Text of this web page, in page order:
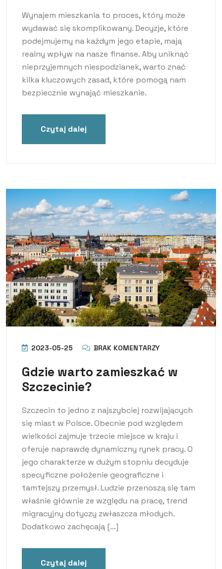
Wynajem mieszkania to proces, który może
wydawać się skomplikowany. Decyzje, które
podejmujemy na każdym jego etapie, mają
realny wpływ na nasze finanse. Aby uniknąć
nieprzyjemnych niespodzianek, warto znać
kilka kluczowych zasad, które pomogą nam
bezpiecznie wynająć mieszkanie.
Czytaj dalej
2023-05-25 BRAK KOMENTARZY
Gdzie warto zamieszkać w
Szczecinie?
Szczecin to jedno z najszybciej rozwijających
się miast w Polsce. Obecnie pod względem
wielkości zajmuje trzecie miejsce w kraju i
oferuje naprawdę dynamiczny rynek pracy. O
jego charakterze w dużym stopniu decyduje
specyficzne położenie geograficzne i
tamtejszy przemysł. Ludzie przenoszą się tam
właśnie głównie ze względu na pracę, trend
migracyjny dotyczy zwłaszcza młodych.
Dodatkowo zachęcają […]
Czytaj dalej